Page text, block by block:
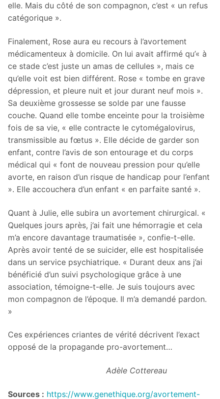
elle. Mais du côté de son compagnon, c’est « un refus
catégorique ».
Finalement, Rose aura eu recours à l’avortement
médicamenteux à domicile. On lui avait affirmé qu’« à
ce stade c’est juste un amas de cellules », mais ce
qu’elle voit est bien différent. Rose « tombe en grave
dépression, et pleure nuit et jour durant neuf mois ».
Sa deuxième grossesse se solde par une fausse
couche. Quand elle tombe enceinte pour la troisième
fois de sa vie, « elle contracte le cytomégalovirus,
transmissible au fœtus ». Elle décide de garder son
enfant, contre l’avis de son entourage et du corps
médical qui « font de nouveau pression pour qu’elle
avorte, en raison d’un risque de handicap pour l’enfant
». Elle accouchera d’un enfant « en parfaite santé ».
Quant à Julie, elle subira un avortement chirurgical. «
Quelques jours après, j’ai fait une hémorragie et cela
m’a encore davantage traumatisée », confie-t-elle.
Après avoir tenté de se suicider, elle est hospitalisée
dans un service psychiatrique. « Durant deux ans j’ai
bénéficié d’un suivi psychologique grâce à une
association, témoigne-t-elle. Je suis toujours avec
mon compagnon de l’époque. Il m’a demandé pardon.
»
Ces expériences criantes de vérité décrivent l’exact
opposé de la propagande pro-avortement…
Adèle Cottereau
Sources : https://www.genethique.org/avortement-